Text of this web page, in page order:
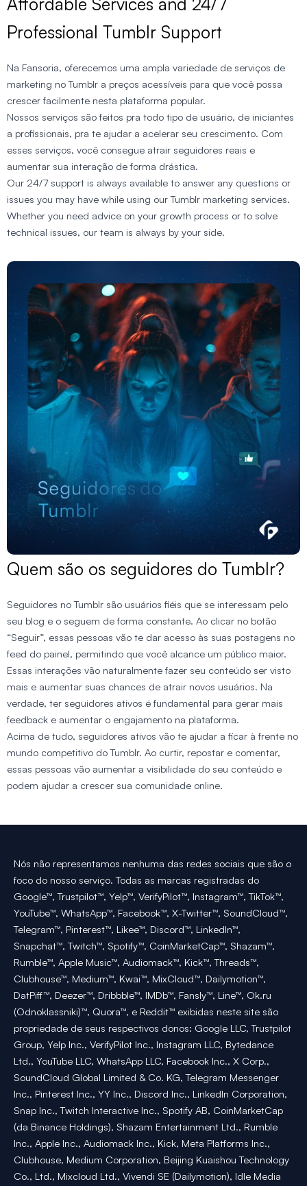
Professional Tumblr Support
Na Fansoria, oferecemos uma ampla variedade de serviços de
marketing no Tumblr a preços acessíveis para que você possa
crescer facilmente nesta plataforma popular.
Nossos serviços são feitos pra todo tipo de usuário, de iniciantes
a profissionais, pra te ajudar a acelerar seu crescimento. Com
esses serviços, você consegue atrair seguidores reais e
aumentar sua interação de forma drástica.
Our 24/7 support is always available to answer any questions or
issues you may have while using our Tumblr marketing services.
Whether you need advice on your growth process or to solve
technical issues, our team is always by your side.
Quem são os seguidores do Tumblr?
Seguidores no Tumblr são usuários fiéis que se interessam pelo
seu blog e o seguem de forma constante. Ao clicar no botão
“Seguir”, essas pessoas vão te dar acesso às suas postagens no
feed do painel, permitindo que você alcance um público maior.
Essas interações vão naturalmente fazer seu conteúdo ser visto
mais e aumentar suas chances de atrair novos usuários. Na
verdade, ter seguidores ativos é fundamental para gerar mais
feedback e aumentar o engajamento na plataforma.
Acima de tudo, seguidores ativos vão te ajudar a ficar à frente no
mundo competitivo do Tumblr. Ao curtir, repostar e comentar,
essas pessoas vão aumentar a visibilidade do seu conteúdo e
podem ajudar a crescer sua comunidade online.
Nós não representamos nenhuma das redes sociais que são o
foco do nosso serviço. Todas as marcas registradas do
Google™, Trustpilot™, Yelp™, VerifyPilot™, Instagram™, TikTok™,
YouTube™, WhatsApp™, Facebook™, X-Twitter™, SoundCloud™,
Telegram™, Pinterest™, Likee™, Discord™, LinkedIn™,
Snapchat™, Twitch™, Spotify™, CoinMarketCap™, Shazam™,
Rumble™, Apple Music™, Audiomack™, Kick™, Threads™,
Clubhouse™, Medium™, Kwai™, MixCloud™, Dailymotion™,
DatPiff™, Deezer™, Dribbble™, IMDb™, Fansly™, Line™, Ok.ru
(Odnoklassniki)™, Quora™, e Reddit™ exibidas neste site são
propriedade de seus respectivos donos: Google LLC, Trustpilot
Group, Yelp Inc., VerifyPilot Inc., Instagram LLC, Bytedance
Ltd., YouTube LLC, WhatsApp LLC, Facebook Inc., X Corp.,
SoundCloud Global Limited & Co. KG, Telegram Messenger
Inc., Pinterest Inc., YY Inc., Discord Inc., LinkedIn Corporation,
Snap Inc., Twitch Interactive Inc., Spotify AB, CoinMarketCap
(da Binance Holdings), Shazam Entertainment Ltd., Rumble
Inc., Apple Inc., Audiomack Inc., Kick, Meta Platforms Inc.,
Clubhouse, Medium Corporation, Beijing Kuaishou Technology
Co., Ltd., Mixcloud Ltd., Vivendi SE (Dailymotion), Idle Media